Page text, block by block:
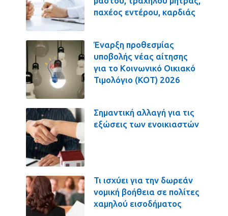
παχέος εντέρου, καρδιάς
Έναρξη προθεσμίας
υποβολής νέας αίτησης
για το Κοινωνικό Οικιακό
Τιμολόγιο (ΚΟΤ) 2026
Σημαντική αλλαγή για τις
εξώσεις των ενοικιαστών
Τι ισχύει για την δωρεάν
νομική βοήθεια σε πολίτες
χαμηλού εισοδήματος